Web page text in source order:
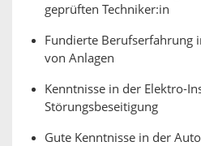
geprüften Techniker:in
Fundierte Berufserfahrung
von Anlagen
Kenntnisse in der Elektro-
Störungsbeseitigung
Gute Kenntnisse in der